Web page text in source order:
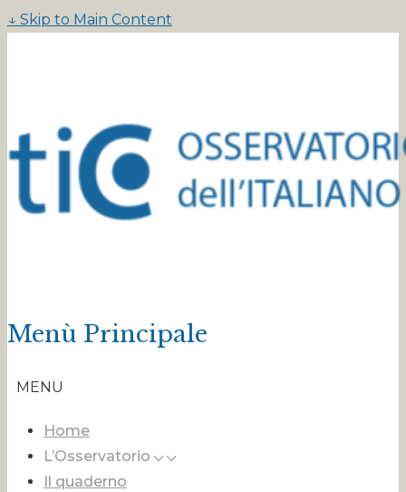
↓ Skip to Main Content
Menù Principale
MENU
Home
L’Osservatorio
Il quaderno